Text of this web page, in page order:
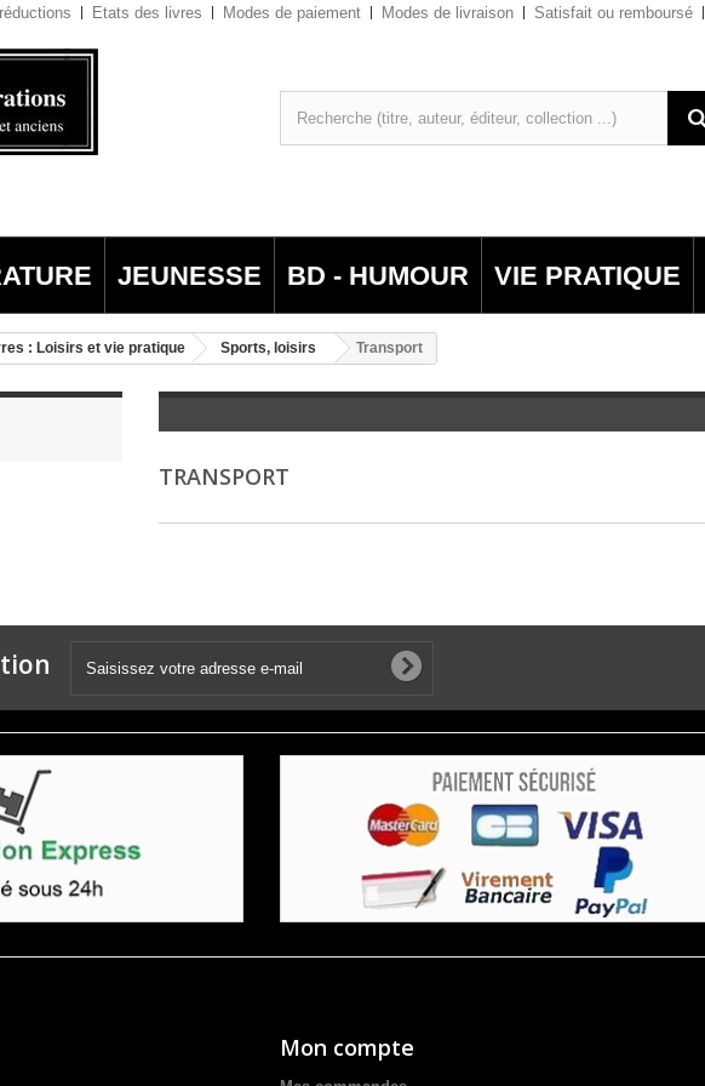
Etats des livres Modes de paiement Modes de livraison Satisfait ou remboursé
JEUNESSE BD - HUMOUR VIE PRATIQUE
: Loisirs et vie pratique Sports, loisirs Transport
TRANSPORT
Mon compte